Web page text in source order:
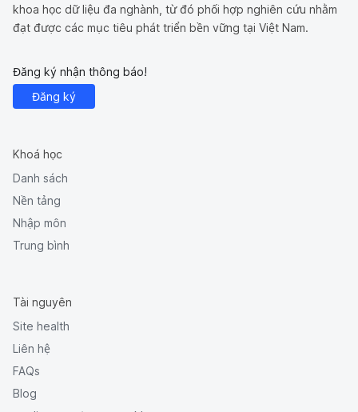
khoa học dữ liệu đa nghành, từ đó phối hợp nghiên cứu nhằm
đạt được các mục tiêu phát triển bền vững tại Việt Nam.
Đăng ký nhận thông báo!
Đăng ký
Khoá học
Danh sách
Nền tảng
Nhập môn
Trung bình
Tài nguyên
Site health
Liên hệ
FAQs
Blog